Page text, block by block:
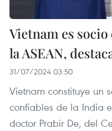
Vietnam es
la ASEAN,
31/07/2024 03:50
Vietnam constituye un
confiables de la India
doctor Prabir De, del